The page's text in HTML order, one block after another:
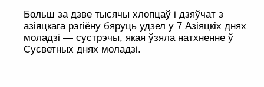
Больш за дзве тысячы хлопцаў і дзяўчат з
азіяцкага рэгіёну бяруць удзел у 7 Азіяцкіх днях
моладзі — сустрэчы, якая ўзяла натхненне ў
Сусветных днях моладзі.